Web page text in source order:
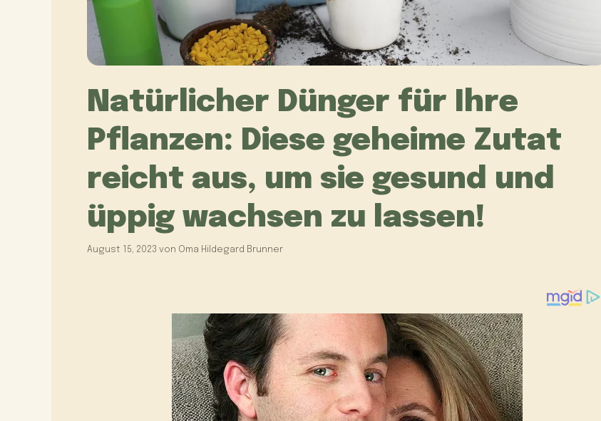
Natürlicher Dünger für Ihre
Pflanzen: Diese geheime Zutat
reicht aus, um sie gesund und
üppig wachsen zu lassen!
August 15, 2023 von Oma Hildegard Brunner